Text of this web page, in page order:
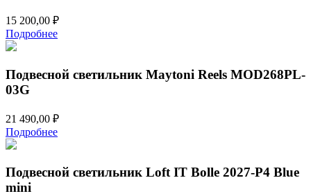
15 200,00 ₽
Подробнее
Подвесной светильник Maytoni Reels MOD268PL-
03G
21 490,00 ₽
Подробнее
Подвесной светильник Loft IT Bolle 2027-P4 Blue
mini